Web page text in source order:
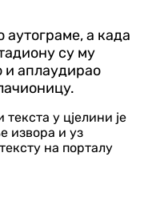
аутограме, а када
су му
и аплаудирао
у цјелини је
извора и уз
на порталу